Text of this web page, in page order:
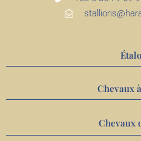
Chevaux
Chevaux